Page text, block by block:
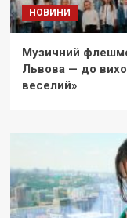
НОВИНИ
Музичний
Львова — до
веселий»